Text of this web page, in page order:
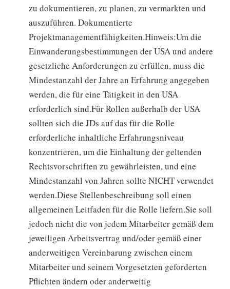
zu dokumentieren, zu planen, zu vermarkten und
auszuführen. Dokumentierte
Projektmanagementfähigkeiten.Hinweis:Um die
Einwanderungsbestimmungen der USA und andere
gesetzliche Anforderungen zu erfüllen, muss die
Mindestanzahl der Jahre an Erfahrung angegeben
werden, die für eine Tätigkeit in den USA
erforderlich sind.Für Rollen außerhalb der USA
sollten sich die JDs auf das für die Rolle
erforderliche inhaltliche Erfahrungsniveau
konzentrieren, um die Einhaltung der geltenden
Rechtsvorschriften zu gewährleisten, und eine
Mindestanzahl von Jahren sollte NICHT verwendet
werden.Diese Stellenbeschreibung soll einen
allgemeinen Leitfaden für die Rolle liefern.Sie soll
jedoch nicht die von jedem Mitarbeiter gemäß dem
jeweiligen Arbeitsvertrag und/oder gemäß einer
anderweitigen Vereinbarung zwischen einem
Mitarbeiter und seinem Vorgesetzten geforderten
Pflichten ändern oder anderweitig